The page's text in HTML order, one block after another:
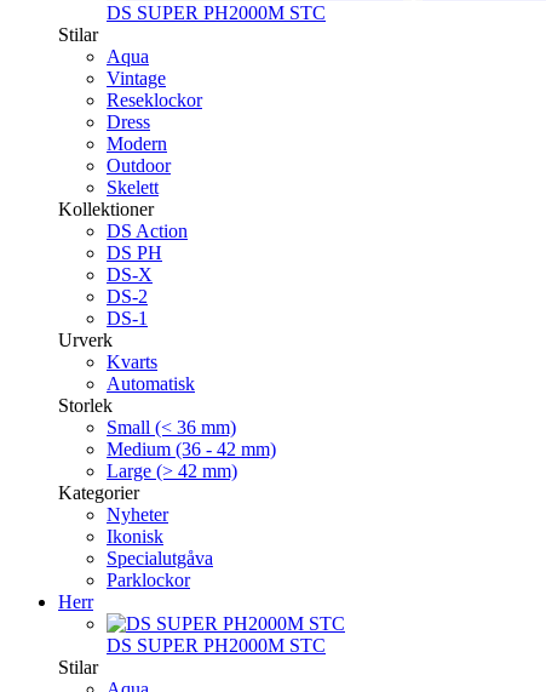
DS SUPER PH2000M STC
Stilar
Aqua
Vintage
Reseklockor
Dress
Modern
Outdoor
Skelett
Kollektioner
DS Action
DS PH
DS-X
DS-2
DS-1
Urverk
Kvarts
Automatisk
Storlek
Small (< 36 mm)
Medium (36 - 42 mm)
Large (> 42 mm)
Kategorier
Nyheter
Ikonisk
Specialutgåva
Parklockor
Herr
DS SUPER PH2000M STC
Stilar